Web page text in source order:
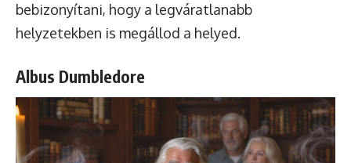
bebizonyítani, hogy a legváratlanabb
helyzetekben is megállod a helyed.
Albus Dumbledore